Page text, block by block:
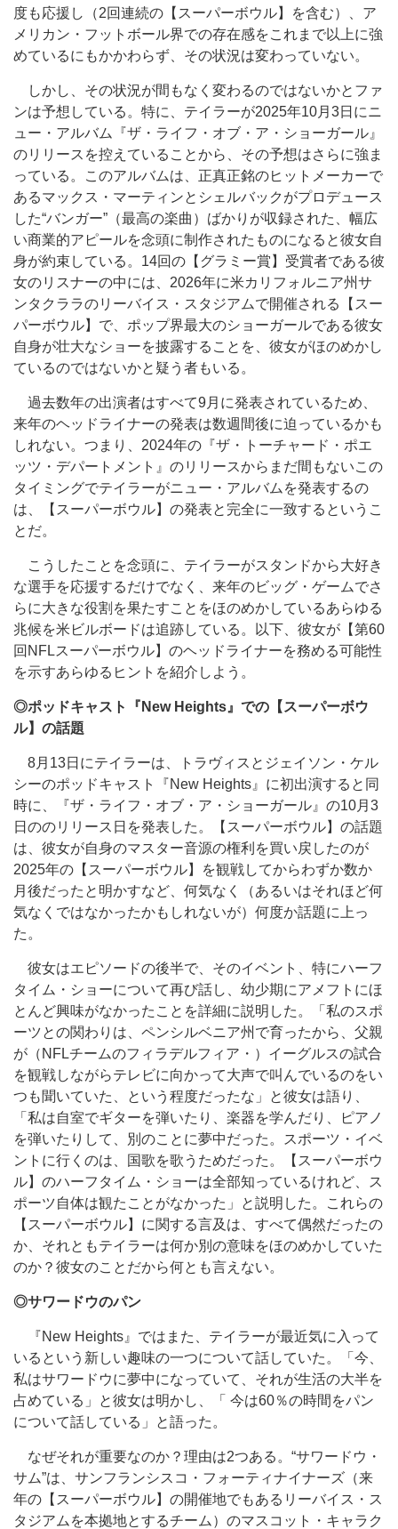
度も応援し（2回連続の【スーパーボウル】を含む）、ア
メリカン・フットボール界での存在感をこれまで以上に強
めているにもかかわらず、その状況は変わっていない。
しかし、その状況が間もなく変わるのではないかとファ
ンは予想している。特に、テイラーが2025年10月3日にニ
ュー・アルバム『ザ・ライフ・オブ・ア・ショーガール』
のリリースを控えていることから、その予想はさらに強ま
っている。このアルバムは、正真正銘のヒットメーカーで
あるマックス・マーティンとシェルバックがプロデュース
した“バンガー”（最高の楽曲）ばかりが収録された、幅広
い商業的アピールを念頭に制作されたものになると彼女自
身が約束している。14回の【グラミー賞】受賞者である彼
女のリスナーの中には、2026年に米カリフォルニア州サ
ンタクララのリーバイス・スタジアムで開催される【スー
パーボウル】で、ポップ界最大のショーガールである彼女
自身が壮大なショーを披露することを、彼女がほのめかし
ているのではないかと疑う者もいる。
過去数年の出演者はすべて9月に発表されているため、
来年のヘッドライナーの発表は数週間後に迫っているかも
しれない。つまり、2024年の『ザ・トーチャード・ポエ
ッツ・デパートメント』のリリースからまだ間もないこの
タイミングでテイラーがニュー・アルバムを発表するの
は、【スーパーボウル】の発表と完全に一致するというこ
とだ。
こうしたことを念頭に、テイラーがスタンドから大好き
な選手を応援するだけでなく、来年のビッグ・ゲームでさ
らに大きな役割を果たすことをほのめかしているあらゆる
兆候を米ビルボードは追跡している。以下、彼女が【第60
回NFLスーパーボウル】のヘッドライナーを務める可能性
を示すあらゆるヒントを紹介しよう。
◎ポッドキャスト『New Heights』での【スーパーボウ
ル】の話題
8月13日にテイラーは、トラヴィスとジェイソン・ケル
シーのポッドキャスト『New Heights』に初出演すると同
時に、『ザ・ライフ・オブ・ア・ショーガール』の10月3
日ののリリース日を発表した。【スーパーボウル】の話題
は、彼女が自身のマスター音源の権利を買い戻したのが
2025年の【スーパーボウル】を観戦してからわずか数か
月後だったと明かすなど、何気なく（あるいはそれほど何
気なくではなかったかもしれないが）何度か話題に上っ
た。
彼女はエピソードの後半で、そのイベント、特にハーフ
タイム・ショーについて再び話し、幼少期にアメフトにほ
とんど興味がなかったことを詳細に説明した。「私のスポ
ーツとの関わりは、ペンシルベニア州で育ったから、父親
が（NFLチームのフィラデルフィア・）イーグルスの試合
を観戦しながらテレビに向かって大声で叫んでいるのをい
つも聞いていた、という程度だったな」と彼女は語り、
「私は自室でギターを弾いたり、楽器を学んだり、ピアノ
を弾いたりして、別のことに夢中だった。スポーツ・イベ
ントに行くのは、国歌を歌うためだった。【スーパーボウ
ル】のハーフタイム・ショーは全部知っているけれど、ス
ポーツ自体は観たことがなかった」と説明した。これらの
【スーパーボウル】に関する言及は、すべて偶然だったの
か、それともテイラーは何か別の意味をほのめかしていた
のか？彼女のことだから何とも言えない。
◎サワードウのパン
『New Heights』ではまた、テイラーが最近気に入って
いるという新しい趣味の一つについて話していた。「今、
私はサワードウに夢中になっていて、それが生活の大半を
占めている」と彼女は明かし、「 今は60％の時間をパン
について話している」と語った。
なぜそれが重要なのか？理由は2つある。“サワードウ・
サム”は、サンフランシスコ・フォーティナイナーズ（来
年の【スーパーボウル】の開催地でもあるリーバイス・ス
タジアムを本拠地とするチーム）のマスコット・キャラク